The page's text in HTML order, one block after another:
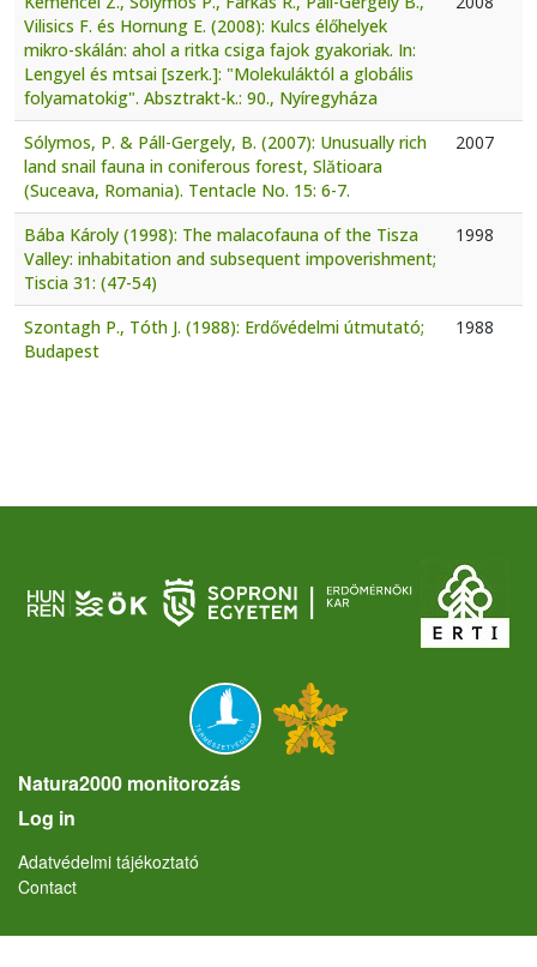
Vilisics F. és Hornung E. (2008): Kulcs élőhelyek
mikro-skálán: ahol a ritka csiga fajok gyakoriak. In:
Lengyel és mtsai [szerk.]: "Molekuláktól a globális
folyamatokig". Absztrakt-k.: 90., Nyíregyháza
Sólymos, P. & Páll-Gergely, B. (2007): Unusually rich
land snail fauna in coniferous forest, Slătioara
(Suceava, Romania). Tentacle No. 15: 6-7.
2007
Bába Károly (1998): The malacofauna of the Tisza
Valley: inhabitation and subsequent impoverishment;
Tiscia 31: (47-54)
1998
Szontagh P., Tóth J. (1988): Erdővédelmi útmutató;
Budapest
1988
Natura2000 monitorozás
User account menu
Log in
Lábléc
Adatvédelmi tájékoztató
Contact